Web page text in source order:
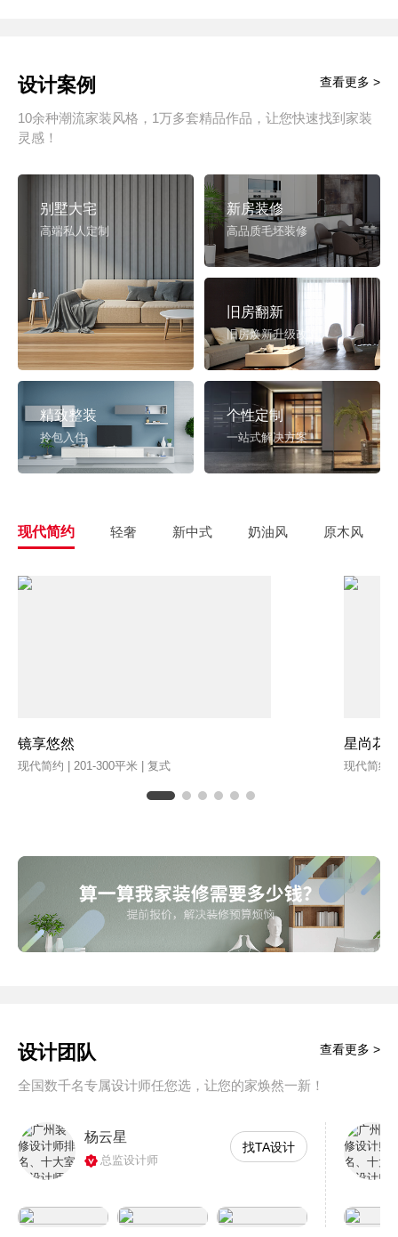
设计案例
10余种潮流家装风格，1万多套精品作品，让您快速找到家装
灵感！
查看更多 >
别墅大宅
高端私人定制
新房装修
高品质毛坯装修
旧房翻新
旧房焕新升级改造
精致整装
拎包入住
个性定制
一站式解决方案
现代简约 轻奢 新中式 奶油风 原木风
镜享悠然
现代简约 | 201-300平米 | 复式
星尚花
现代简约
设计团队
全国数千名专属设计师任您选，让您的家焕然一新！
查看更多 >
杨云星
总监设计师
找TA设计